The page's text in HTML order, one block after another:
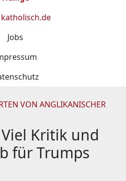
katholisch.de
Jobs
VON ANGLIKANISCHER
Kritik und
für Trumps